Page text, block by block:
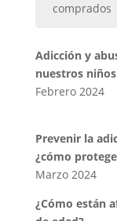
comprados
Adicción y
nuestros
Febrero 2024
Prevenir la
¿cómo
Marzo 2024
¿Cómo están